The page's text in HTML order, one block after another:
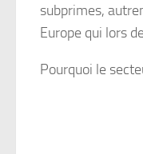
subprimes,
Europe qui lors
Pourquoi le